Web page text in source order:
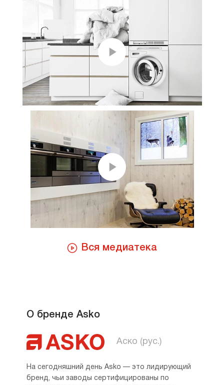
Вся медиатека
О бренде Asko
Аско (рус.)
На сегодняшний день Asko — это лидирующий
бренд, чьи заводы сертифицированы по